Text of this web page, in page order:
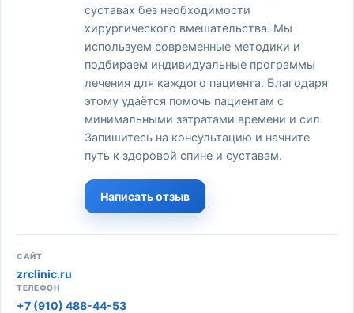
суставах без необходимости
хирургического вмешательства. Мы
используем современные методики и
подбираем индивидуальные программы
лечения для каждого пациента. Благодаря
этому удаётся помочь пациентам с
минимальными затратами времени и сил.
Запишитесь на консультацию и начните
путь к здоровой спине и суставам.
Написать отзыв
САЙТ
zrclinic.ru
ТЕЛЕФОН
+7 (910) 488-44-53